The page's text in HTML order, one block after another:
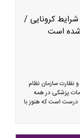
کرونایی /
است
نظارت سازمان نظام
های خدمات پزشکی در همه
است که هنوز با